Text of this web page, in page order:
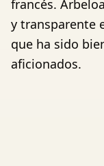
francés.
y transparente
que ha sido
aficionados.